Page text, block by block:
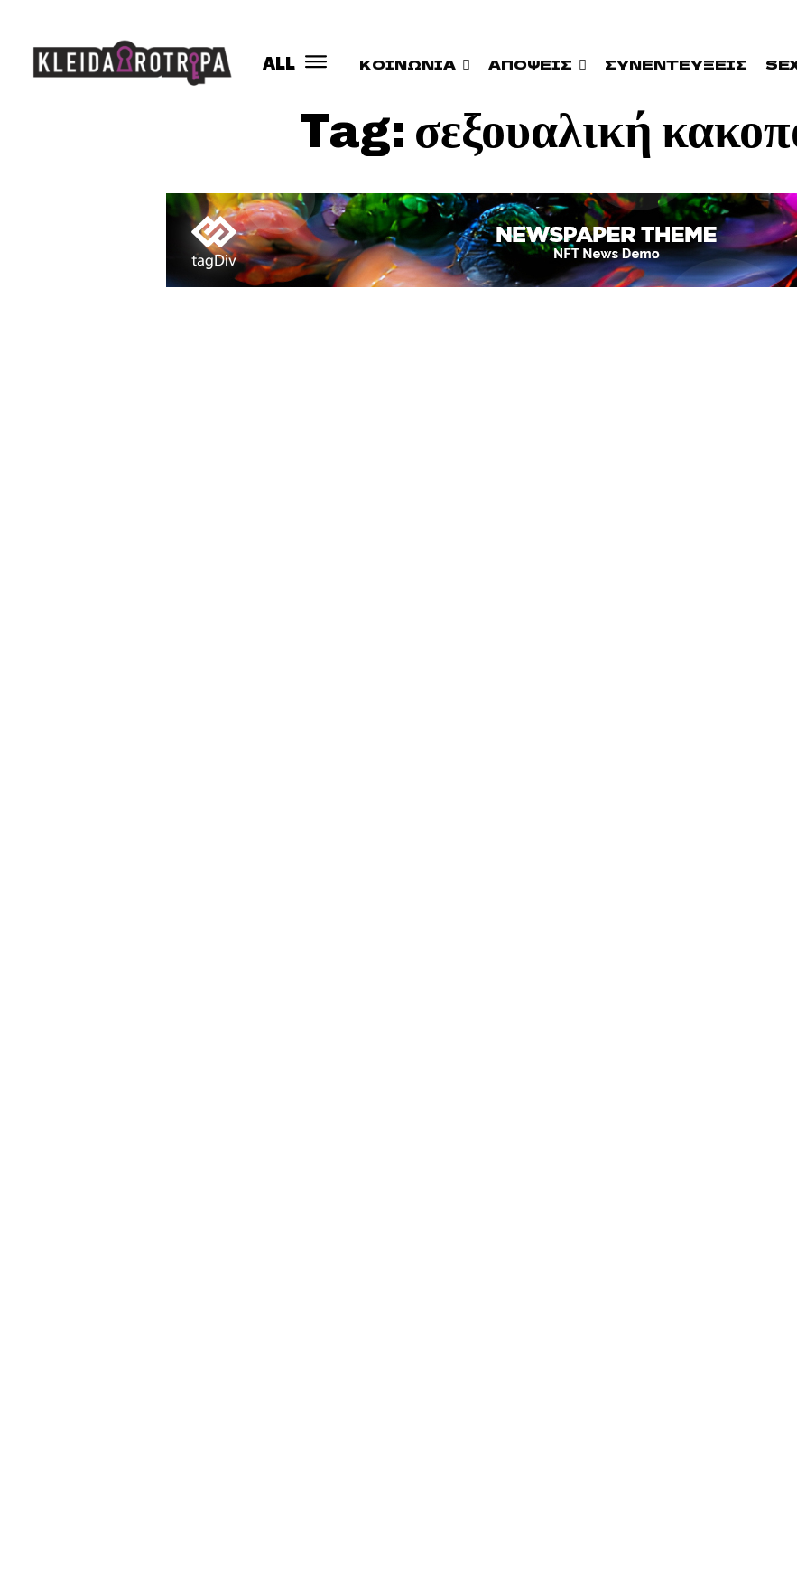
ALL ΚΟΙΝΩΝΊΑ ΑΠΟΨΕΙΣ ΣΥΝΕΝΤΕΎΞΕΙΣ
Tag: σεξουαλική